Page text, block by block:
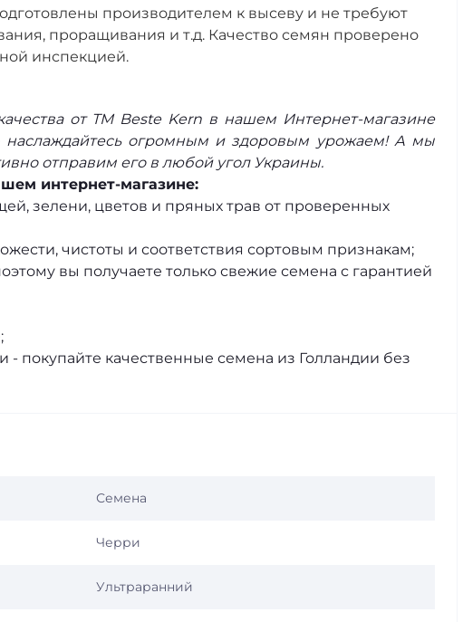
производителем к высеву и не требуют
проращивания и т.д. Качество семян проверено
инспекцией.
от ТМ Beste Kern в нашем Интернет-магазине
наслаждайтесь огромным и здоровым урожаем! А мы
отправим его в любой угол Украины.
интернет-магазине:
зелени, цветов и пряных трав от проверенных
чистоты и соответствия сортовым признакам;
вы получаете только свежие семена с гарантией
покупайте качественные семена из Голландии без
Семена
Черри
Ультраранний